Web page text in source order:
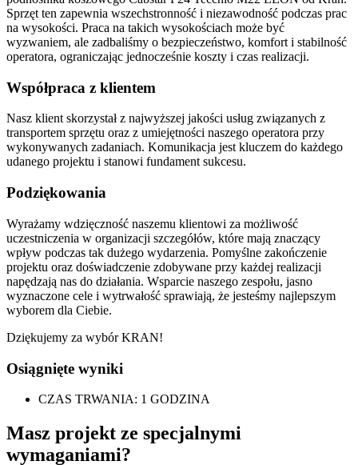
Sprzęt ten zapewnia wszechstronność i niezawodność podczas prac
na wysokości. Praca na takich wysokościach może być
wyzwaniem, ale zadbaliśmy o bezpieczeństwo, komfort i stabilność
operatora, ograniczając jednocześnie koszty i czas realizacji.
Współpraca z klientem
Nasz klient skorzystał z najwyższej jakości usług związanych z
transportem sprzętu oraz z umiejętności naszego operatora przy
wykonywanych zadaniach. Komunikacja jest kluczem do każdego
udanego projektu i stanowi fundament sukcesu.
Podziękowania
Wyrażamy wdzięczność naszemu klientowi za możliwość
uczestniczenia w organizacji szczegółów, które mają znaczący
wpływ podczas tak dużego wydarzenia. Pomyślne zakończenie
projektu oraz doświadczenie zdobywane przy każdej realizacji
napędzają nas do działania. Wsparcie naszego zespołu, jasno
wyznaczone cele i wytrwałość sprawiają, że jesteśmy najlepszym
wyborem dla Ciebie.
Dziękujemy za wybór KRAN!
Osiągnięte wyniki
CZAS TRWANIA: 1 GODZINA
Masz projekt ze specjalnymi
wymaganiami?